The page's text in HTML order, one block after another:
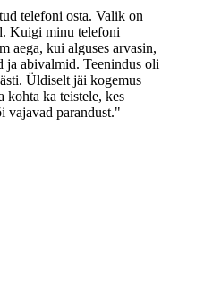
telefoni osta. Valik on
Kuigi minu telefoni
aega, kui alguses arvasin,
ja abivalmid. Teenindus oli
Üldiselt jäi kogemus
kohta ka teistele, kes
vajavad parandust."